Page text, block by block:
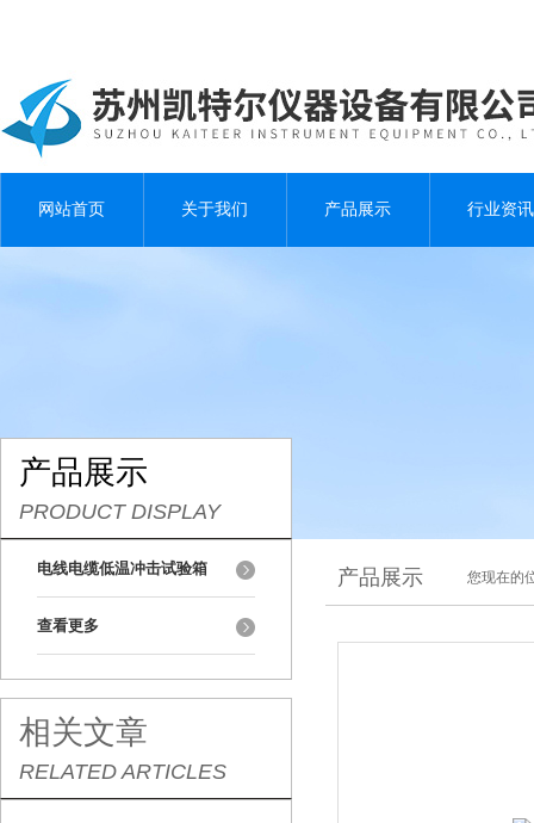
网站首页 关于我们 产品展示 行业资讯
产品展示
PRODUCT DISPLAY
电线电缆低温冲击试验箱
查看更多
相关文章
RELATED ARTICLES
产品展示 您现在的